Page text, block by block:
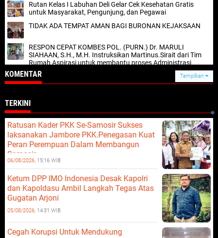
Rutan Kelas I Labuhan Deli Gelar Cek Kesehatan Gratis
untuk Masyarakat, Pengunjung, dan Pegawai
TIDAK ADA TEMPAT AMAN BAGI BURONAN KEJAKSAAN
RESPON CEPAT KOMBES POL. (PURN.) Dr. MARULI
SIAHAAN, S.H., M.H. Instruksikan Martinus.Sirait dari Tim
Rumah Aspirasi untuk membantu proses Administrasi
Kesehatan
KOMENTAR Tampilkan
TERKINI
Ratusan Kader PKK Se-Samosir Sukses
laksanakan Jambore PKK.Penegasan Kuat
Peran Perempuan Dalam Membangun
Samosir.
06/08/2026, 15:16 WIB
Ketum DPP IMO Indonesia Desak Kapolri
dan Kapoldasu Ambil Langkah Tegas Atas
Gugatan Arjoni
05/08/2026, 14:31 WIB
Cegah Korupsi Untuk Mendukung